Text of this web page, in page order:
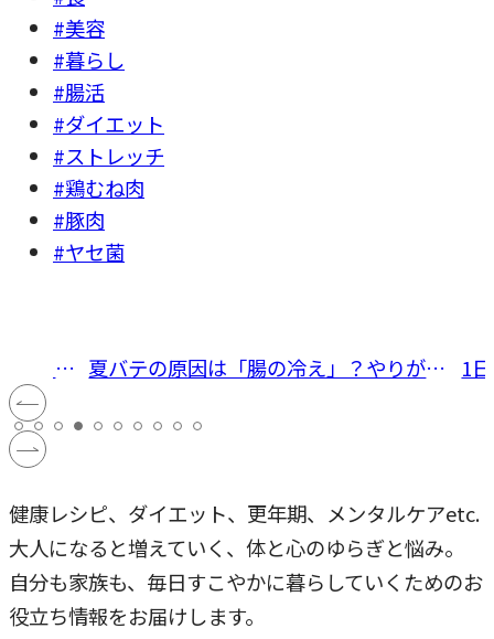
#美容
#暮らし
#腸活
#ダイエット
#ストレッチ
#鶏むね肉
#豚肉
#ヤセ菌
ひろみ
スト
夏バテの原因は「腸の冷え」？やりがち
策2選
1
健康レシピ、ダイエット、更年期、メンタルケアetc.
大人になると増えていく、体と心のゆらぎと悩み。
自分も家族も、毎日すこやかに暮らしていくためのお
役立ち情報をお届けします。